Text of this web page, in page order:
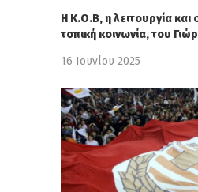
Η Κ.Ο.Β, η λειτουργία και
τοπική κοινωνία, του
16 Ιουνίου 2025